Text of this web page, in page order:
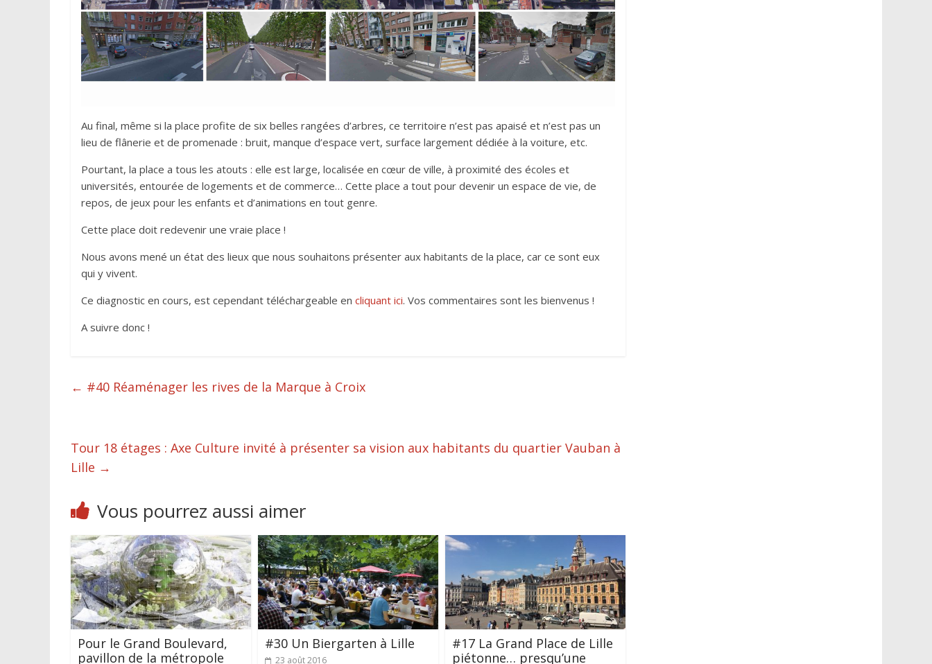
Au final, même si la place profite de six belles rangées d’arbres, ce territoire n’est pas apaisé et n’est pas un
lieu de flânerie et de promenade : bruit, manque d’espace vert, surface largement dédiée à la voiture, etc.
Pourtant, la place a tous les atouts : elle est large, localisée en cœur de ville, à proximité des écoles et
universités, entourée de logements et de commerce… Cette place a tout pour devenir un espace de vie, de
repos, de jeux pour les enfants et d’animations en tout genre.
Cette place doit redevenir une vraie place !
Nous avons mené un état des lieux que nous souhaitons présenter aux habitants de la place, car ce sont eux
qui y vivent.
Ce diagnostic en cours, est cependant téléchargeable en cliquant ici. Vos commentaires sont les bienvenus !
A suivre donc !
← #40 Réaménager les rives de la Marque à Croix
Tour 18 étages : Axe Culture invité à présenter sa vision aux habitants du quartier Vauban à
Lille →
Vous pourrez aussi aimer
Pour le Grand Boulevard,
pavillon de la métropole
#30 Un Biergarten à Lille
23 août 2016
#17 La Grand Place de Lille
piétonne… presqu’une